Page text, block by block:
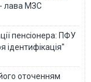
лава МЗС
пенсіонера: ПФУ
ідентифікація"
оточенням